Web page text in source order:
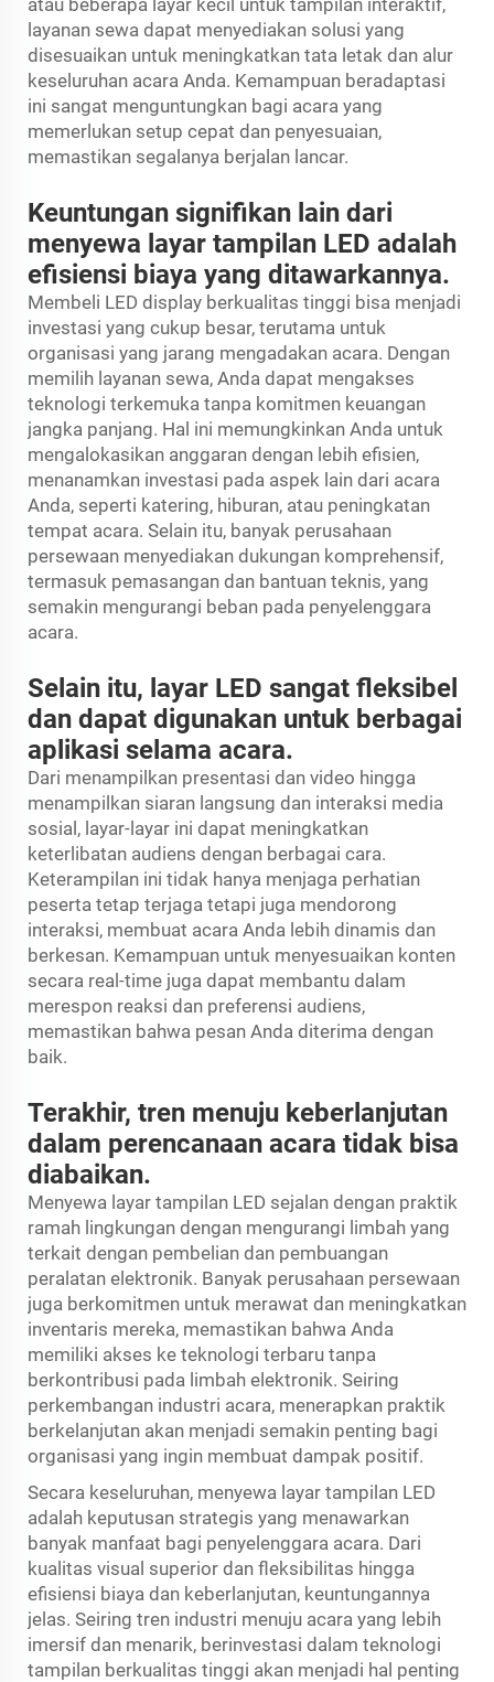
layanan sewa dapat menyediakan solusi yang
disesuaikan untuk meningkatkan tata letak dan alur
keseluruhan acara Anda. Kemampuan beradaptasi
ini sangat menguntungkan bagi acara yang
memerlukan setup cepat dan penyesuaian,
memastikan segalanya berjalan lancar.
Keuntungan signifikan lain dari
menyewa layar tampilan LED adalah
efisiensi biaya yang ditawarkannya.
Membeli LED display berkualitas tinggi bisa menjadi
investasi yang cukup besar, terutama untuk
organisasi yang jarang mengadakan acara. Dengan
memilih layanan sewa, Anda dapat mengakses
teknologi terkemuka tanpa komitmen keuangan
jangka panjang. Hal ini memungkinkan Anda untuk
mengalokasikan anggaran dengan lebih efisien,
menanamkan investasi pada aspek lain dari acara
Anda, seperti katering, hiburan, atau peningkatan
tempat acara. Selain itu, banyak perusahaan
persewaan menyediakan dukungan komprehensif,
termasuk pemasangan dan bantuan teknis, yang
semakin mengurangi beban pada penyelenggara
acara.
Selain itu, layar LED sangat fleksibel
dan dapat digunakan untuk berbagai
aplikasi selama acara.
Dari menampilkan presentasi dan video hingga
menampilkan siaran langsung dan interaksi media
sosial, layar-layar ini dapat meningkatkan
keterlibatan audiens dengan berbagai cara.
Keterampilan ini tidak hanya menjaga perhatian
peserta tetap terjaga tetapi juga mendorong
interaksi, membuat acara Anda lebih dinamis dan
berkesan. Kemampuan untuk menyesuaikan konten
secara real-time juga dapat membantu dalam
merespon reaksi dan preferensi audiens,
memastikan bahwa pesan Anda diterima dengan
baik.
Terakhir, tren menuju keberlanjutan
dalam perencanaan acara tidak bisa
diabaikan.
Menyewa layar tampilan LED sejalan dengan praktik
ramah lingkungan dengan mengurangi limbah yang
terkait dengan pembelian dan pembuangan
peralatan elektronik. Banyak perusahaan persewaan
juga berkomitmen untuk merawat dan meningkatkan
inventaris mereka, memastikan bahwa Anda
memiliki akses ke teknologi terbaru tanpa
berkontribusi pada limbah elektronik. Seiring
perkembangan industri acara, menerapkan praktik
berkelanjutan akan menjadi semakin penting bagi
organisasi yang ingin membuat dampak positif.
Secara keseluruhan, menyewa layar tampilan LED
adalah keputusan strategis yang menawarkan
banyak manfaat bagi penyelenggara acara. Dari
kualitas visual superior dan fleksibilitas hingga
efisiensi biaya dan keberlanjutan, keuntungannya
jelas. Seiring tren industri menuju acara yang lebih
imersif dan menarik, berinvestasi dalam teknologi
tampilan berkualitas tinggi akan menjadi hal penting